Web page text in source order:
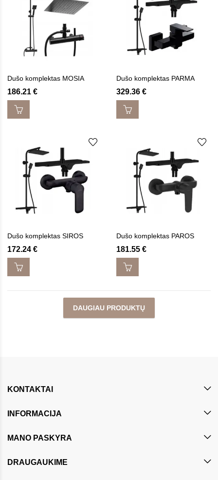
Dušo komplektas MOSIA
186.21 €
Dušo komplektas PARMA
329.36 €
Dušo komplektas SIROS
172.24 €
Dušo komplektas PAROS
181.55 €
DAUGIAU PRODUKTŲ
KONTAKTAI
INFORMACIJA
MANO PASKYRA
DRAUGAUKIME